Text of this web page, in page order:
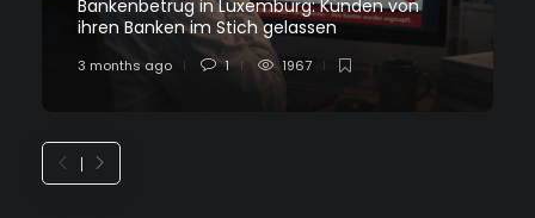
Bankenbetrug in Luxemburg: Kunden von
ihren Banken im Stich gelassen
3 months ago 1 1967